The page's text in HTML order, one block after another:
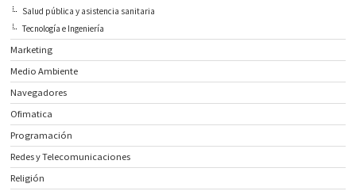
Salud pública y asistencia sanitaria
Tecnología e Ingeniería
Marketing
Medio Ambiente
Navegadores
Ofimatica
Programación
Redes y Telecomunicaciones
Religión